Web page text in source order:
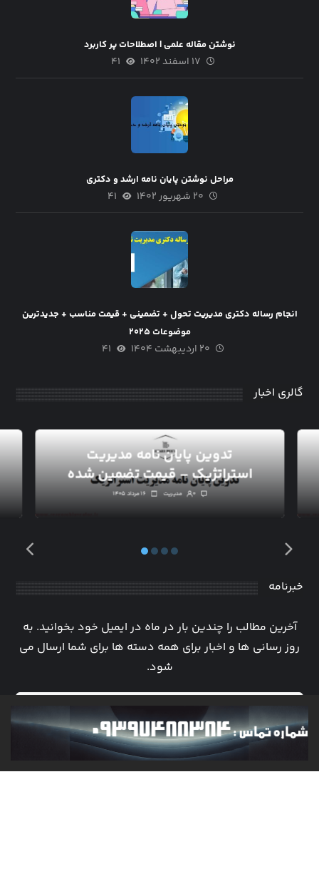
نوشتن مقاله علمی | اصطلاحات پر کاربرد
۱۷ اسفند ۱۴۰۲ ۴۱
مراحل نوشتن پایان نامه ارشد و دکتری
۲۰ شهریور ۱۴۰۲ ۴۱
انجام رساله دکتری مدیریت تحول + تضمینی + قیمت مناسب + جدیدترین
موضوعات ۲۰۲۵
۲۰ اردیبهشت ۱۴۰۴ ۴۱
گالری اخبار
تدوین پایان نامه مدیریت
استراتژیک – قیمت تضمین شده
۱۶ مرداد ۱۴۰۵ مدیریت ۰
خبرنامه
آخرین مطالب را چندین بار در ماه در ایمیل خود بخوانید. به
روز رسانی ها و اخبار برای همه دسته ها برای شما ارسال می
شود.
عضویت